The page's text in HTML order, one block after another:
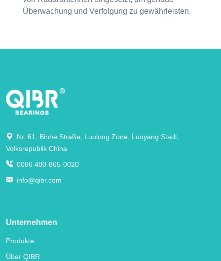
Überwachung und Verfolgung zu gewährleisten.
Nr. 61, Binhe Straße, Luolong Zone, Luoyang Stadt,
Volksrepublik China
0086 400-865-0020
info@qibr.com
Unternehmen
Produkte
Über QIBR